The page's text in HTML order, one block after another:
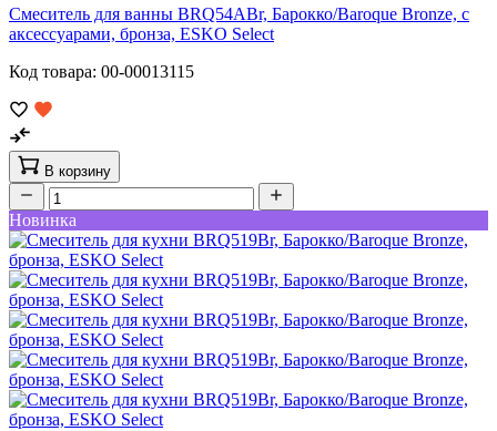
Смеситель для ванны BRQ54ABr, Барокко/Baroque Bronze, с
аксессуарами, бронза, ESKO Select
Код товара: 00-00013115
В корзину
Новинка